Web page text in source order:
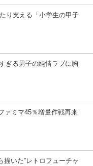
り支える「小学生の甲子
ぎる男子の純情ラブに胸
ァミマ45％増量作戦再来
いた”レトロフューチャ